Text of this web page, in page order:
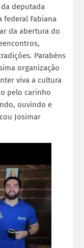
deputada
federal Fabiana
da abertura do
Parabéns
organização
viva a cultura
pelo carinho
ouvindo e
Josimar